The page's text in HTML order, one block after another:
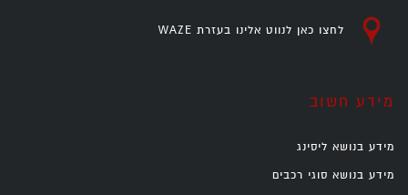
לחצו כאן לנווט אלינו בעזרת WAZE
מידע חשוב
מידע בנושא ליסינג
מידע בנושא סוגי רכבים